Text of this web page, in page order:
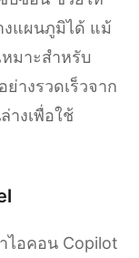
งแผนภูมิได้ แม้
มาะสำหรับ
างรวดเร็วจาก
งเพื่อใช้
ไอคอน Copilot